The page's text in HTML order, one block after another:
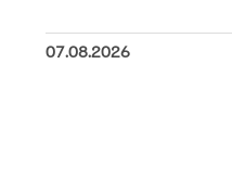
07.08.2026